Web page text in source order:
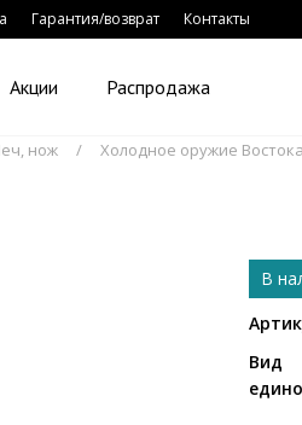
Гарантия/возврат Контакты
Акции Распродажа
нож Холодное оружие
В
Вид